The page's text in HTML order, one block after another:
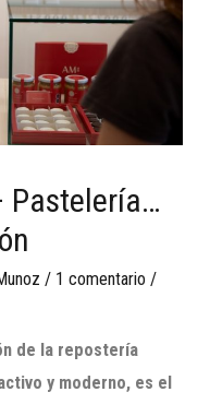
Pastelería…
/ 1 comentario /
de la repostería
y moderno, es el